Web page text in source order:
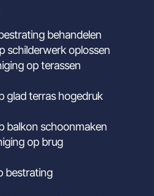
behandelen
schilderwerk oplossen
op terassen
glad terras hogedruk
balkon schoonmaken
op brug
bestrating